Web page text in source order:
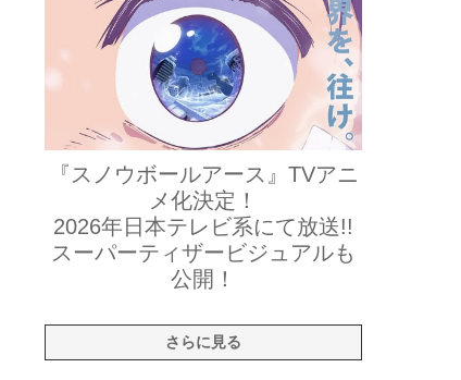
『スノウボールアース』TVアニ
メ化決定！
2026年日本テレビ系にて放送!!
スーパーティザービジュアルも
公開！
さらに見る